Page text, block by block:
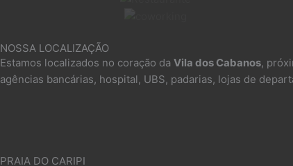
NOSSA LOCALIZAÇÃO
Estamos localizados no coração da Vila dos Cabanos,
agências bancárias, hospital, UBS, padarias, lojas de
PRAIA DO CARIPI